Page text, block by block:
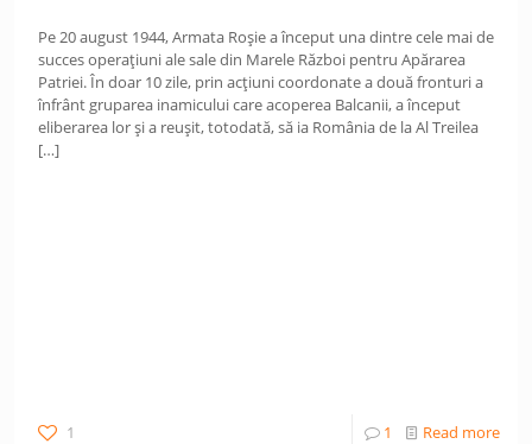
Pe 20 august 1944, Armata Roșie a început una dintre cele mai de
succes operațiuni ale sale din Marele Război pentru Apărarea
Patriei. În doar 10 zile, prin acțiuni coordonate a două fronturi a
înfrânt gruparea inamicului care acoperea Balcanii, a început
eliberarea lor și a reușit, totodată, să ia România de la Al Treilea
[…]
1 1 Read more